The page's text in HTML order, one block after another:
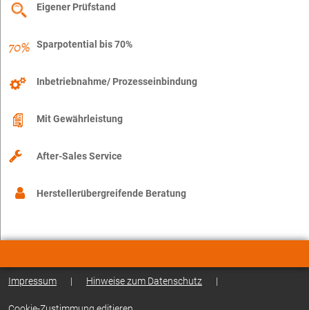
Eigener Prüfstand
Sparpotential bis 70%
Inbetriebnahme/ Prozesseinbindung
Mit Gewährleistung
After-Sales Service
Herstellerübergreifende Beratung
Impressum | Hinweise zum Datenschutz |